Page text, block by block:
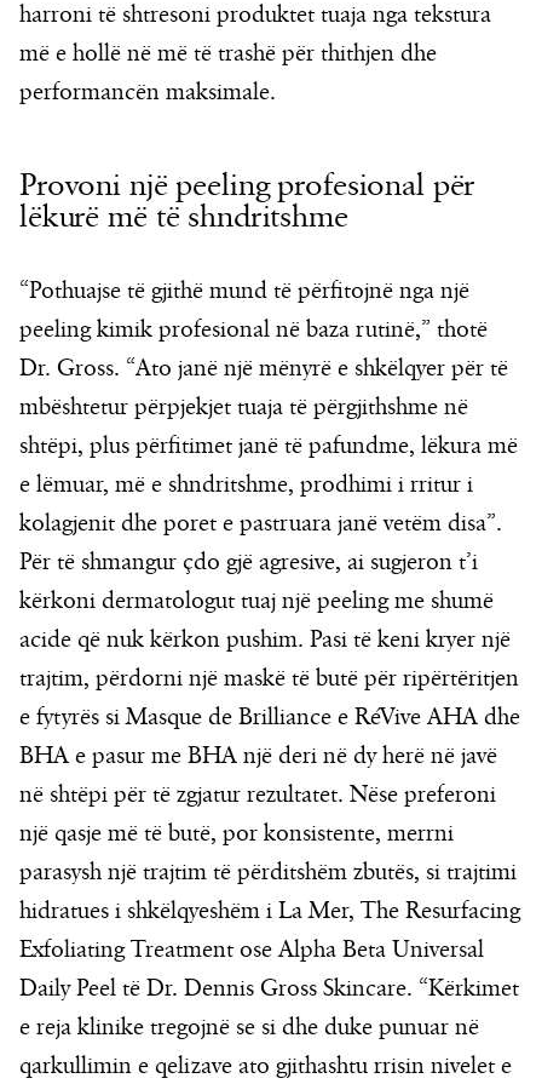
harroni të shtresoni produktet tuaja nga tekstura
më e hollë në më të trashë për thithjen dhe
performancën maksimale.
Provoni një peeling profesional për
lëkurë më të shndritshme
“Pothuajse të gjithë mund të përfitojnë nga një
peeling kimik profesional në baza rutinë,” thotë
Dr. Gross. “Ato janë një mënyrë e shkëlqyer për të
mbështetur përpjekjet tuaja të përgjithshme në
shtëpi, plus përfitimet janë të pafundme, lëkura më
e lëmuar, më e shndritshme, prodhimi i rritur i
kolagjenit dhe poret e pastruara janë vetëm disa”.
Për të shmangur çdo gjë agresive, ai sugjeron t’i
kërkoni dermatologut tuaj një peeling me shumë
acide që nuk kërkon pushim. Pasi të keni kryer një
trajtim, përdorni një maskë të butë për ripërtëritjen
e fytyrës si Masque de Brilliance e RéVive AHA dhe
BHA e pasur me BHA një deri në dy herë në javë
në shtëpi për të zgjatur rezultatet. Nëse preferoni
një qasje më të butë, por konsistente, merrni
parasysh një trajtim të përditshëm zbutës, si trajtimi
hidratues i shkëlqyeshëm i La Mer, The Resurfacing
Exfoliating Treatment ose Alpha Beta Universal
Daily Peel të Dr. Dennis Gross Skincare. “Kërkimet
e reja klinike tregojnë se si dhe duke punuar në
qarkullimin e qelizave ato gjithashtu rrisin nivelet e